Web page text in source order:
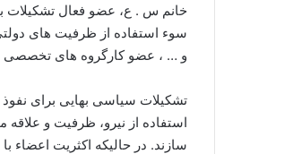
خانم س . ع، عضو فعال تشکیلات
سوء استفاده از ظرفیت ­های
و … ، عضو کارگروه­ های تخصصی
تشکیلات سیاسی بهایی برای نفوذ
استفاده از نیرو، ظرفیت و
سازند. در حالی­که اکثریت